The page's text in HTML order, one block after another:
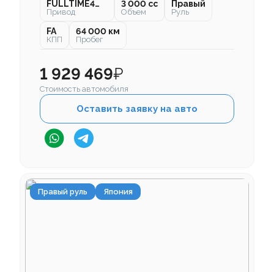
FULLTIME4WD
Привод
3 000 cc
Объем
Правый
Руль
FA
КПП
64 000 км
Пробег
1 929 469₽
Стоимость автомобиля
Оставить заявку на авто
Правый руль Япония